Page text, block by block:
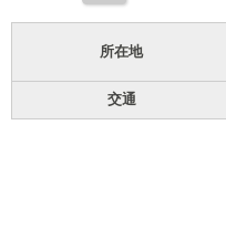
所在地
交通